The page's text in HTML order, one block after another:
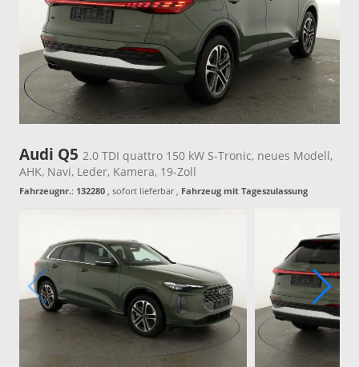
Audi Q5 2.0 TDI quattro 150 kW S-Tronic, neues Modell,
AHK, Navi, Leder, Kamera, 19-Zoll
Fahrzeugnr.: 132280 , sofort lieferbar, Fahrzeug mit Tageszulassung